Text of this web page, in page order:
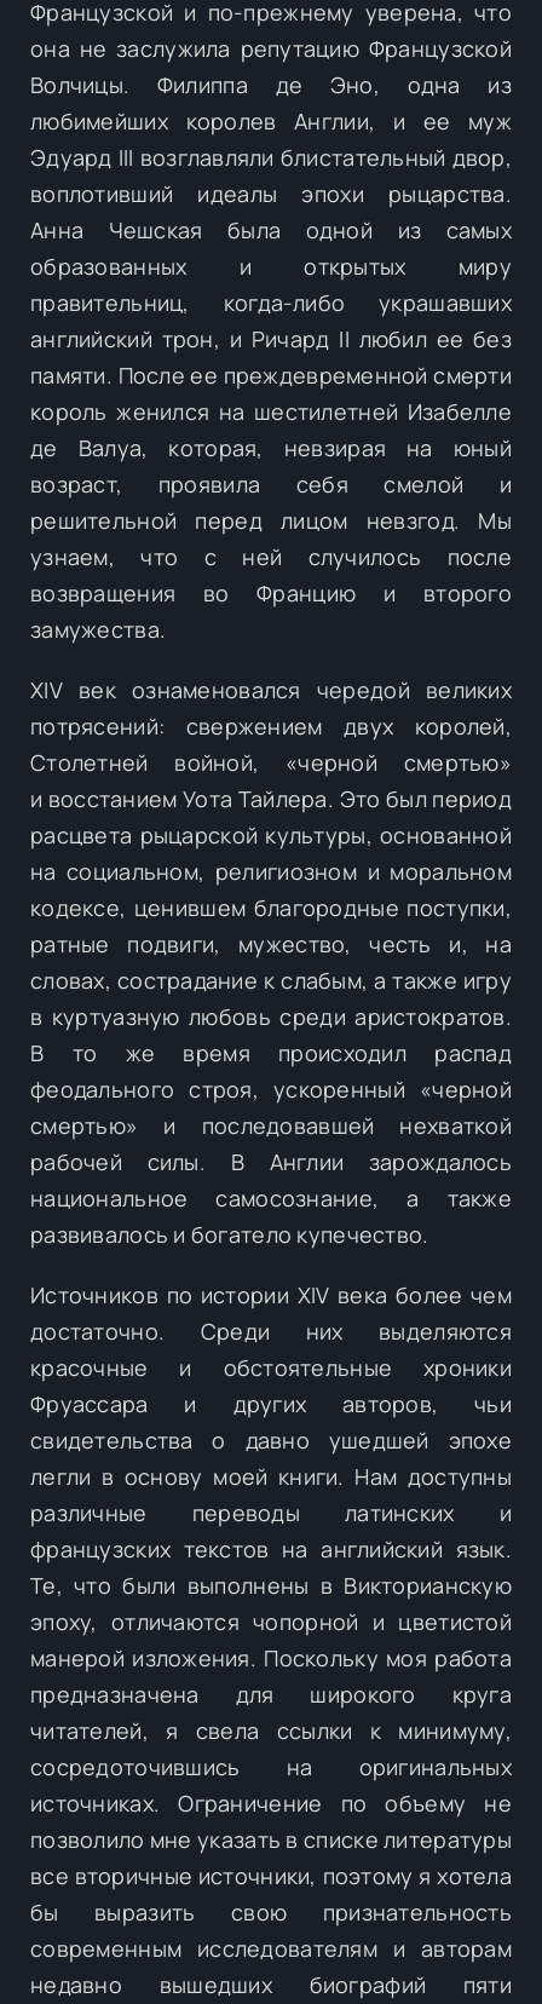
Французской и по-прежнему уверена, что
она не заслужила репутацию Французской
Волчицы. Филиппа де Эно, одна из
любимейших королев Англии, и ее муж
Эдуард III возглавляли блистательный двор,
воплотивший идеалы эпохи рыцарства.
Анна Чешская была одной из самых
образованных и открытых миру
правительниц, когда-либо украшавших
английский трон, и Ричард II любил ее без
памяти. После ее преждевременной смерти
король женился на шестилетней Изабелле
де Валуа, которая, невзирая на юный
возраст, проявила себя смелой и
решительной перед лицом невзгод. Мы
узнаем, что с ней случилось после
возвращения во Францию и второго
замужества.
XIV век ознаменовался чередой великих
потрясений: свержением двух королей,
Столетней войной, «черной смертью»
и восстанием Уота Тайлера. Это был период
расцвета рыцарской культуры, основанной
на социальном, религиозном и моральном
кодексе, ценившем благородные поступки,
ратные подвиги, мужество, честь и, на
словах, сострадание к слабым, а также игру
в куртуазную любовь среди аристократов.
В то же время происходил распад
феодального строя, ускоренный «черной
смертью» и последовавшей нехваткой
рабочей силы. В Англии зарождалось
национальное самосознание, а также
развивалось и богатело купечество.
Источников по истории XIV века более чем
достаточно. Среди них выделяются
красочные и обстоятельные хроники
Фруассара и других авторов, чьи
свидетельства о давно ушедшей эпохе
легли в основу моей книги. Нам доступны
различные переводы латинских и
французских текстов на английский язык.
Те, что были выполнены в Викторианскую
эпоху, отличаются чопорной и цветистой
манерой изложения. Поскольку моя работа
предназначена для широкого круга
читателей, я свела ссылки к минимуму,
сосредоточившись на оригинальных
источниках. Ограничение по объему не
позволило мне указать в списке литературы
все вторичные источники, поэтому я хотела
бы выразить свою признательность
современным исследователям и авторам
недавно вышедших биографий пяти